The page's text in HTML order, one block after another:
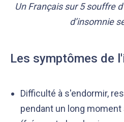
Un Français sur 5 souffre
d’insomnie
Les symptômes de
Difficulté à s'endormir,
pendant un long